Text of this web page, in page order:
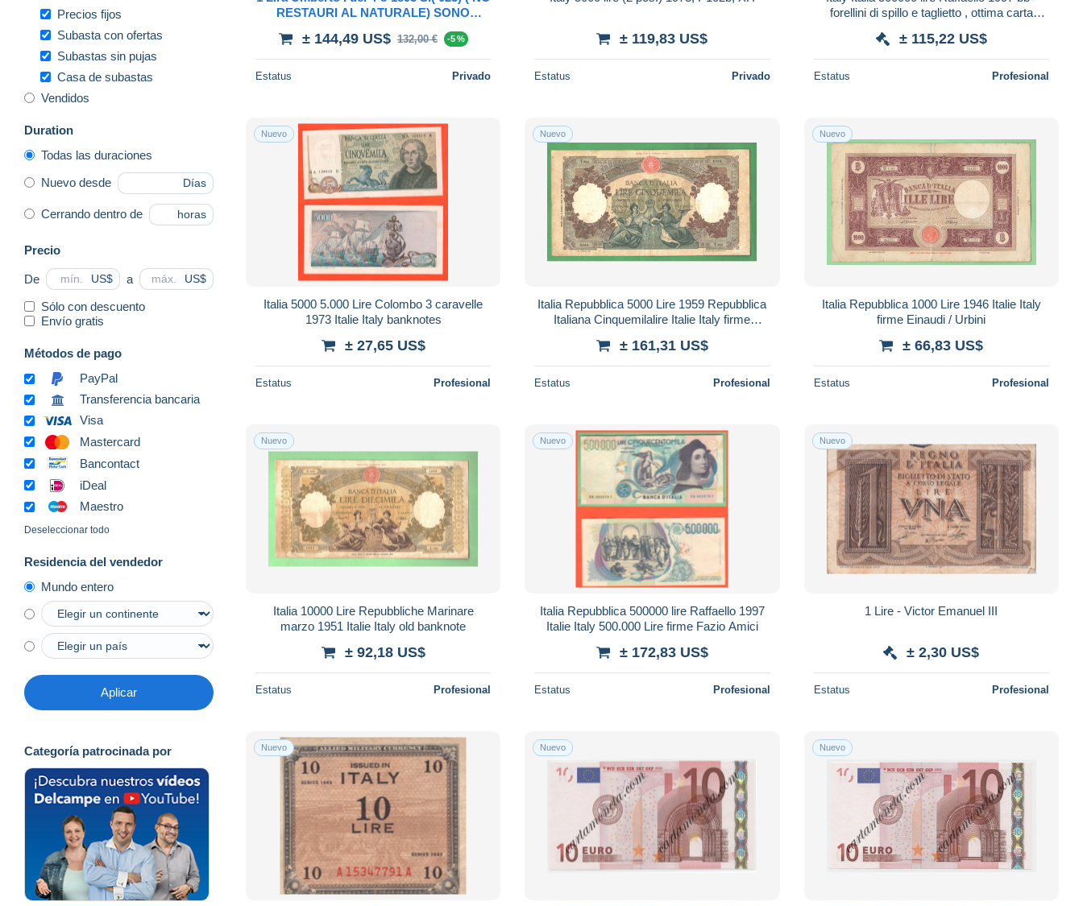
Precios fijos
Subasta con ofertas
Subastas sin pujas
Casa de subastas
Vendidos
Duration
Todas las duraciones
Nuevo desde Días
Cerrando dentro de horas
Precio
De US$ a US$
Sólo con descuento
Envío gratis
Métodos de pago
PayPal
Transferencia bancaria
Visa
Mastercard
Bancontact
iDeal
Maestro
Deseleccionar todo
Residencia del vendedor
Mundo entero
Aplicar
Categoría patrocinada por
RESTAURI AL NATURALE) SONO
± 144,49 US$ 132,00 € -5 %
Estatus Privado
± 119,83 US$
Estatus Privado
forellini di spillo e taglietto , ottima carta
± 115,22 US$
Estatus Profesional
Nuevo
Italia 5000 5.000 Lire Colombo 3 caravelle
1973 Italie Italy banknotes
± 27,65 US$
Estatus Profesional
Nuevo
Italia Repubblica 5000 Lire 1959 Repubblica
Italiana Cinquemilalire Italie Italy firme
± 161,31 US$
Estatus Profesional
Nuevo
Italia Repubblica 1000 Lire 1946 Italie Italy
firme Einaudi / Urbini
± 66,83 US$
Estatus Profesional
Nuevo
Italia 10000 Lire Repubbliche Marinare
marzo 1951 Italie Italy old banknote
± 92,18 US$
Estatus Profesional
Nuevo
Italia Repubblica 500000 lire Raffaello 1997
Italie Italy 500.000 Lire firme Fazio Amici
± 172,83 US$
Estatus Profesional
Nuevo
1 Lire - Victor Emanuel III
± 2,30 US$
Estatus Profesional
Nuevo Nuevo Nuevo